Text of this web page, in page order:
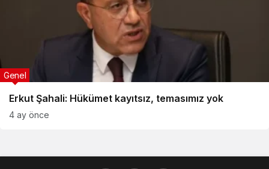
Erkut Şahali: Hükümet kayıtsız, temasımız yok
Genel
4 ay önce